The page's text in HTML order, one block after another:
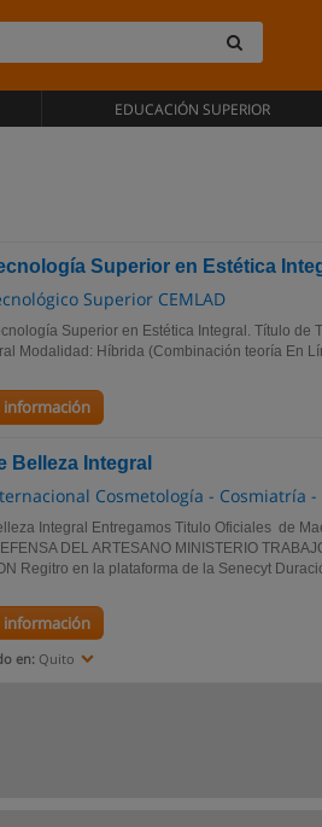
EDUCACIÓN SUPERIOR
Superior en Estética
Superior CEMLAD
Superior en Estética Integral. Título de
Modalidad: Híbrida (Combinación teoría En
información
Belleza Integral
Cosmetología - Cosmiatría
Integral Entregamos Titulo Oficiales de
DEL ARTESANO MINISTERIO
Regitro en la plataforma de la Senecyt
en: Quito
información